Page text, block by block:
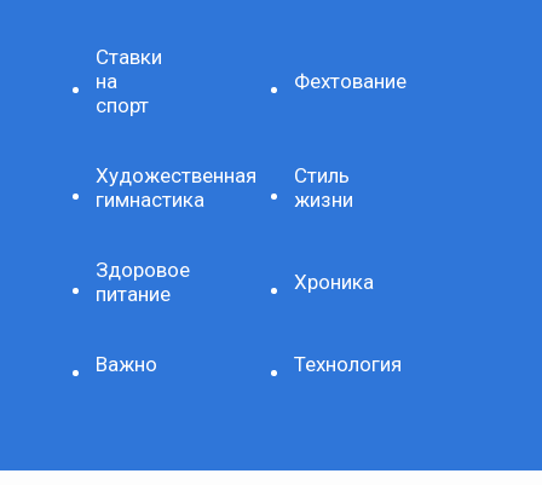
Ставки
на
спорт
Фехтование
Художественная
гимнастика
Стиль
жизни
Здоровое
питание
Хроника
Важно Технология